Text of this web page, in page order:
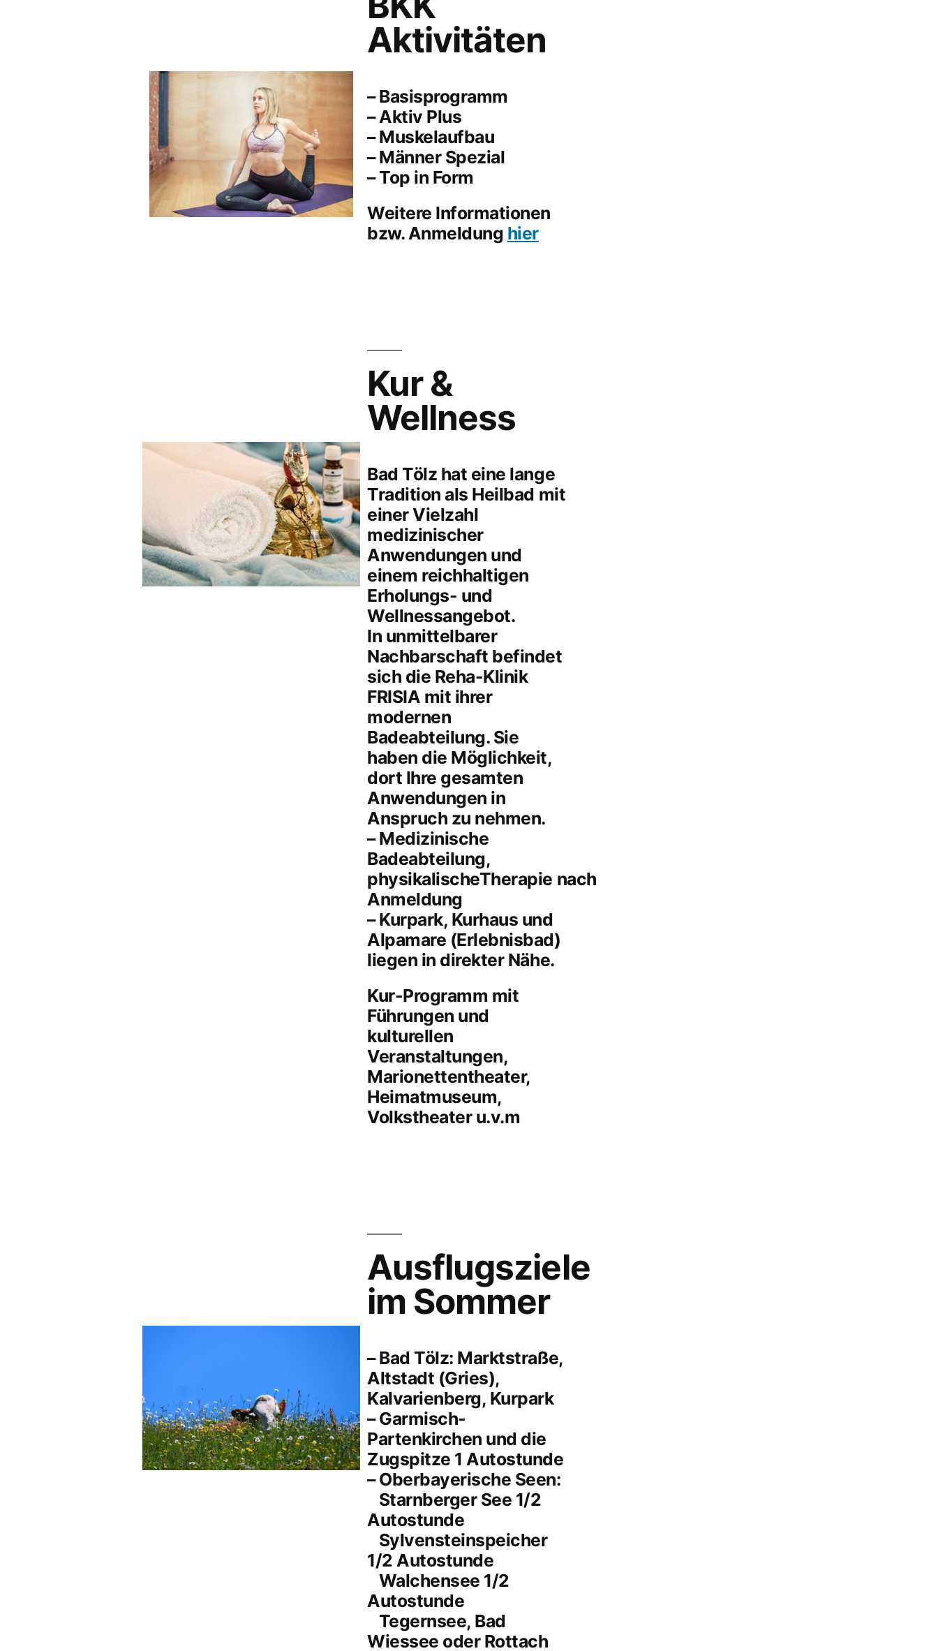
Aktivitäten
– Basisprogramm
– Aktiv Plus
– Muskelaufbau
– Männer Spezial
– Top in Form
Weitere Informationen
bzw. Anmeldung hier
Kur &
Wellness
Bad Tölz hat eine lange
Tradition als Heilbad mit
einer Vielzahl
medizinischer
Anwendungen und
einem reichhaltigen
Erholungs- und
Wellnessangebot.
In unmittelbarer
Nachbarschaft befindet
sich die Reha-Klinik
FRISIA mit ihrer
modernen
Badeabteilung. Sie
haben die Möglichkeit,
dort Ihre gesamten
Anwendungen in
Anspruch zu nehmen.
– Medizinische
Badeabteilung,
physikalischeTherapie nach
Anmeldung
– Kurpark, Kurhaus und
Alpamare (Erlebnisbad)
liegen in direkter Nähe.
Kur-Programm mit
Führungen und
kulturellen
Veranstaltungen,
Marionettentheater,
Heimatmuseum,
Volkstheater u.v.m
Ausflugsziele
im Sommer
– Bad Tölz: Marktstraße,
Altstadt (Gries),
Kalvarienberg, Kurpark
– Garmisch-
Partenkirchen und die
Zugspitze 1 Autostunde
– Oberbayerische Seen:
Starnberger See 1/2
Autostunde
Sylvensteinspeicher
1/2 Autostunde
Walchensee 1/2
Autostunde
Tegernsee, Bad
Wiessee oder Rottach